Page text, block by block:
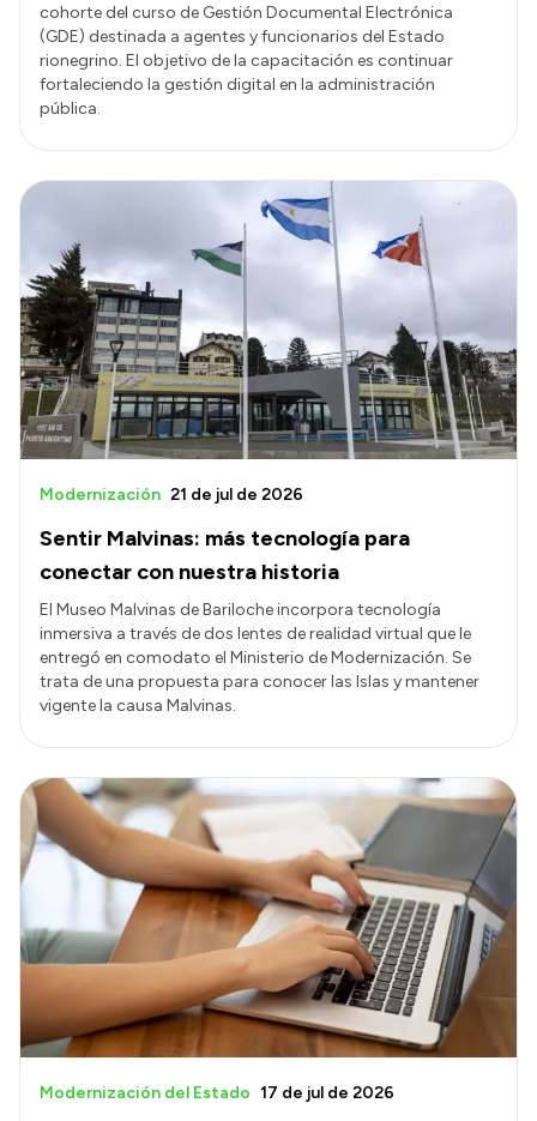
cohorte del curso de Gestión Documental Electrónica
(GDE) destinada a agentes y funcionarios del Estado
rionegrino. El objetivo de la capacitación es continuar
fortaleciendo la gestión digital en la administración
pública.
Sentir Malvinas: más tecnología para
conectar con nuestra historia
Modernización 21 de jul de 2026
El Museo Malvinas de Bariloche incorpora tecnología
inmersiva a través de dos lentes de realidad virtual que le
entregó en comodato el Ministerio de Modernización. Se
trata de una propuesta para conocer las Islas y mantener
vigente la causa Malvinas.
Modernización del Estado 17 de jul de 2026